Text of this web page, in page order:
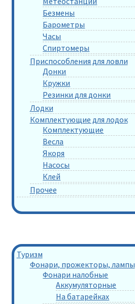
Безмены
Барометры
Часы
Спиртомеры
Приспособления для ловли
Донки
Кружки
Резинки для донки
Лодки
Комплектующие для лодок
Комплектующие
Весла
Якоря
Насосы
Клей
Прочее
Туризм
Фонари, прожекторы, лампы
Фонари налобные
Аккумуляторные
На батарейках